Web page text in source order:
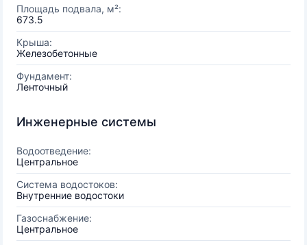
Площадь подвала, м²:
673.5
Крыша:
Железобетонные
Фундамент:
Ленточный
Инженерные системы
Водоотведение:
Центральное
Система водостоков:
Внутренние водостоки
Газоснабжение:
Центральное